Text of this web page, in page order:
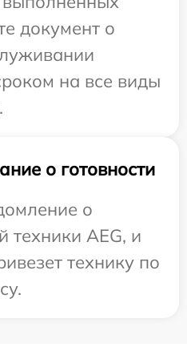
документ о
на все виды
о готовности
о
техники AEG, и
технику по